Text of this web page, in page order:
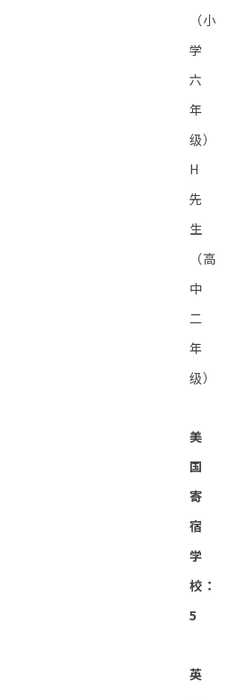
（小
学
六
年
级）
H
先
生
（高
中
二
年
级）
美
国
寄
宿
学
校：
5
英